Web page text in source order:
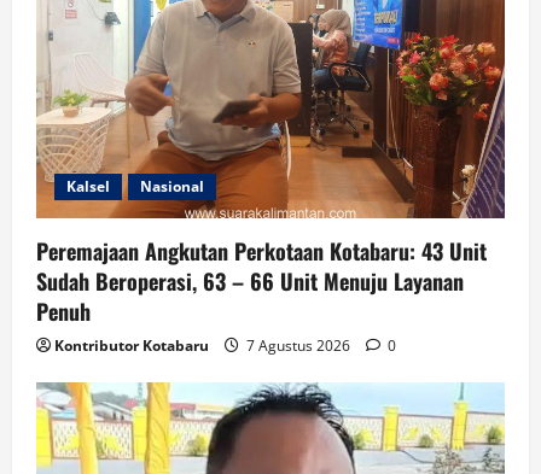
Kalsel Nasional
Peremajaan Angkutan Perkotaan Kotabaru: 43 Unit
Sudah Beroperasi, 63 – 66 Unit Menuju Layanan
Penuh
Kontributor Kotabaru 7 Agustus 2026 0